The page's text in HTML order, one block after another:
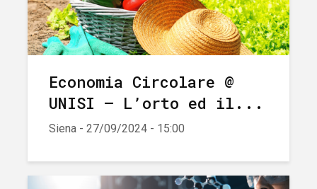
Economia Circolare @
UNISI – L’orto ed il...
Siena - 27/09/2024 - 15:00